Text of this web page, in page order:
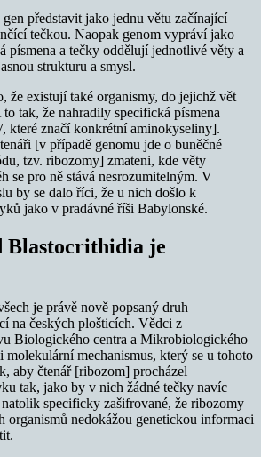
představit jako jednu větu začínající
tečkou. Naopak genom vypráví jako
písmena a tečky oddělují jednotlivé věty a
strukturu a smysl.
že existují také organismy, do jejichž vět
tak, že nahradily specifická písmena
které značí konkrétní aminokyseliny].
[v případě genomu jde o buněčné
tzv. ribozomy] zmateni, kde věty
se pro ně stává nesrozumitelným. V
by se dalo říci, že u nich došlo k
jako v pradávné říši Babylonské.
Blastocrithidia je
je právě nově popsaný druh
na českých plošticích. Vědci z
Biologického centra a Mikrobiologického
mechanismus, který se u tohoto
aby čtenář [ribozom] procházel
tak, jako by v nich žádné tečky navíc
specificky zašifrované, že ribozomy
organismů nedokážou genetickou informaci